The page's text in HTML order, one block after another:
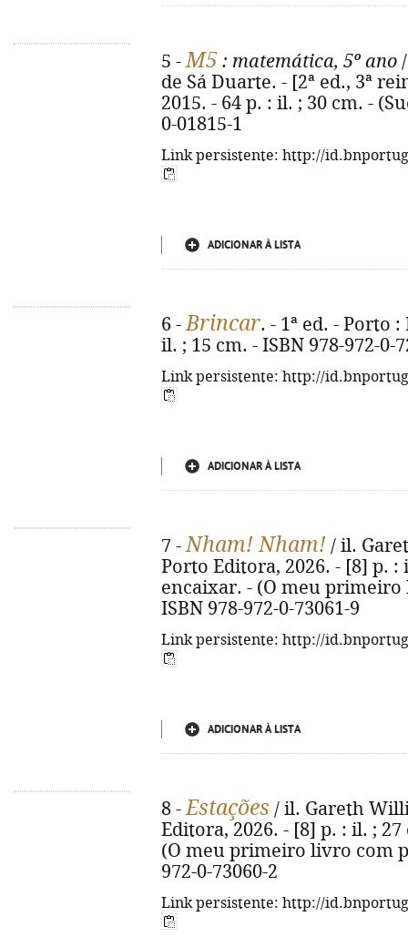
5 -M5 : matemática, 5º ano
de Sá Duarte. - [2ª ed., 3ª
2015. - 64 p. : il. ; 30 cm. -
0-01815-1
Link persistente: http://
ADICIONAR À LISTA
6 -Brincar. - 1ª ed. - Porto
il. ; 15 cm. - ISBN 978-972-0-
Link persistente: http://
ADICIONAR À LISTA
7 -Nham! Nham! / il.
Porto Editora, 2026. - [8] p. :
encaixar. - (O meu primeiro
ISBN 978-972-0-73061-9
Link persistente: http://
ADICIONAR À LISTA
8 -Estações / il. Gareth
Editora, 2026. - [8] p. : il. ;
(O meu primeiro livro com
972-0-73060-2
Link persistente: http://